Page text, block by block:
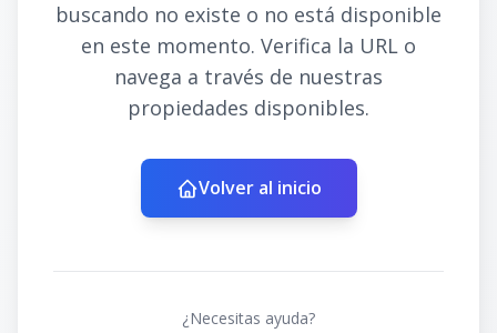
buscando no existe o no está disponible
en este momento. Verifica la URL o
navega a través de nuestras
propiedades disponibles.
Volver al inicio
¿Necesitas ayuda?